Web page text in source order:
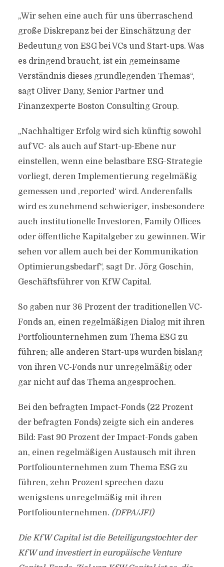
„Wir sehen eine auch für uns überraschend
große Diskrepanz bei der Einschätzung der
Bedeutung von ESG bei VCs und Start-ups. Was
es dringend braucht, ist ein gemeinsame
Verständnis dieses grundlegenden Themas“,
sagt Oliver Dany, Senior Partner und
Finanzexperte Boston Consulting Group.
„Nachhaltiger Erfolg wird sich künftig sowohl
auf VC- als auch auf Start-up-Ebene nur
einstellen, wenn eine belastbare ESG-Strategie
vorliegt, deren Implementierung regelmäßig
gemessen und ,reported‘ wird. Anderenfalls
wird es zunehmend schwieriger, insbesondere
auch institutionelle Investoren, Family Offices
oder öffentliche Kapitalgeber zu gewinnen. Wir
sehen vor allem auch bei der Kommunikation
Optimierungsbedarf“, sagt Dr. Jörg Goschin,
Geschäftsführer von KfW Capital.
So gaben nur 36 Prozent der traditionellen VC-
Fonds an, einen regelmäßigen Dialog mit ihren
Portfoliounternehmen zum Thema ESG zu
führen; alle anderen Start-ups wurden bislang
von ihren VC-Fonds nur unregelmäßig oder
gar nicht auf das Thema angesprochen.
Bei den befragten Impact-Fonds (22 Prozent
der befragten Fonds) zeigte sich ein anderes
Bild: Fast 90 Prozent der Impact-Fonds gaben
an, einen regelmäßigen Austausch mit ihren
Portfoliounternehmen zum Thema ESG zu
führen, zehn Prozent sprechen dazu
wenigstens unregelmäßig mit ihren
Portfoliounternehmen. (DFPA/JF1)
Die KfW Capital ist die Beteiligungstochter der
KfW und investiert in europäische Venture